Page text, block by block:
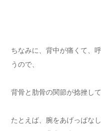
ちなみに、背中が痛くて、
うので、
背骨と肋骨の関節が捻挫し
たとえば、腕をあげっぱな